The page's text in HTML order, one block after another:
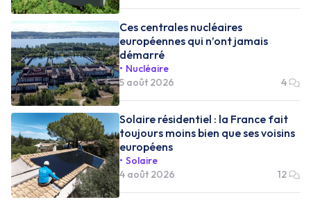
Ces centrales nucléaires
européennes qui n’ont jamais
démarré
Nucléaire
5 août 2026
4
Solaire résidentiel : la France fait
toujours moins bien que ses voisins
européens
Solaire
4 août 2026
12